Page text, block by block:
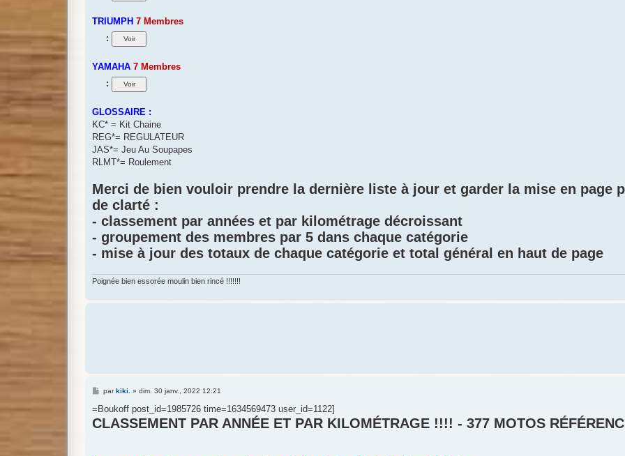
TRIUMPH 7 Membres
:
YAMAHA 7 Membres
:
GLOSSAIRE :
KC* = Kit Chaine
REG*= REGULATEUR
JAS*= Jeu Au Soupapes
RLMT*= Roulement
Merci de bien vouloir prendre la dernière liste à jour et garder la mise en page
de clarté :
- classement par années et par kilométrage décroissant
- groupement des membres par 5 dans chaque catégorie
- mise à jour des totaux de chaque catégorie et total général en haut de page
Poignée bien essorée moulin bien rincé !!!!!!!
M
s
a
parkiki. » dim. 30 janv., 2022 12:21
=Boukoff post_id=1985726 time=1634569473 user_id=1122]
CLASSEMENT PAR ANNÉE ET PAR KILOMÉTRAGE !!!! - 377 MOTOS